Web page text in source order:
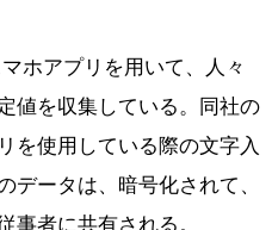
ホアプリを用いて、人々
値を収集している。同社の
を使用している際の文字入
ータは、暗号化されて、
事者に共有される。